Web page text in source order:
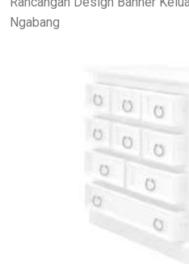
Ngabang